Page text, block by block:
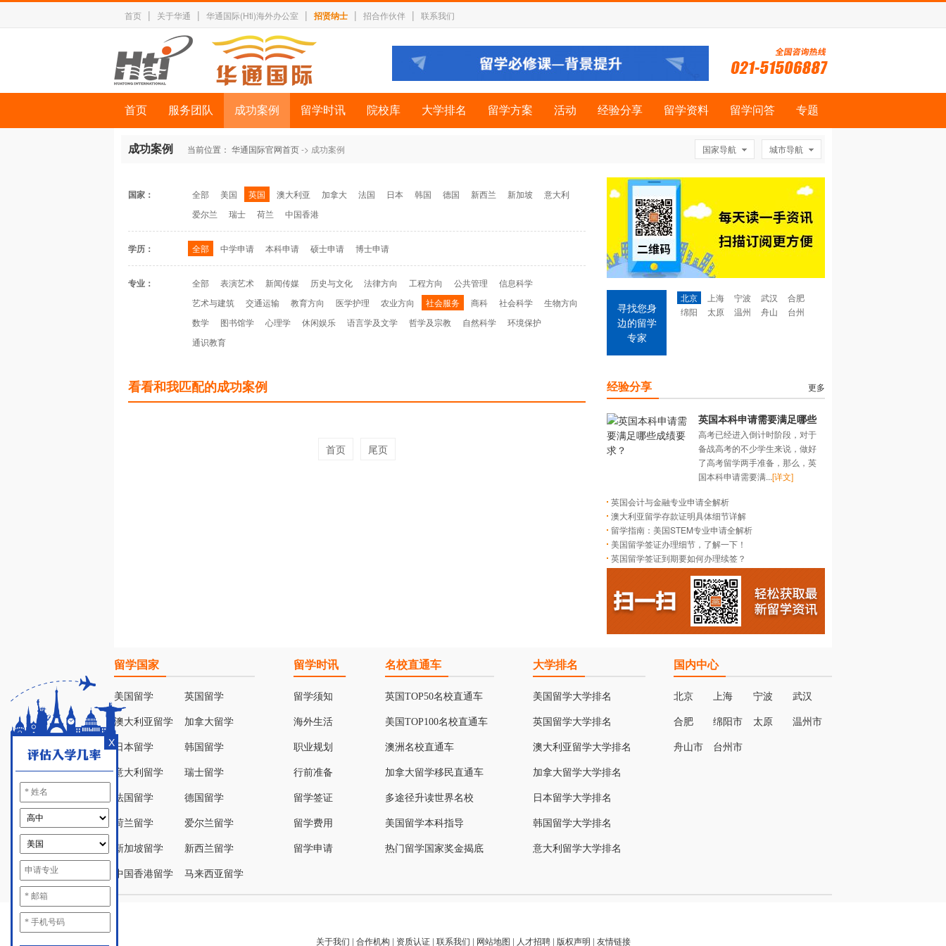
首页 | 关于华通 | 华通国际(Hti)海外办公室 | 招贤纳士 | 招合作伙伴 | 联系我们
首页 服务团队 成功案例 留学时讯 院校库 大学排名 留学方案 活动 经验分享 留学资料 留学问答 专题
成功案例 国家导航 城市导航
当前位置： 华通国际官网首页-> 成功案例
国家： 全部 美国 英国 澳大利亚 加拿大 法国 日本 韩国 德国 新西兰 新加坡
意大利
爱尔兰
瑞士 荷兰 中国香港
学历： 全部 中学申请 本科申请 硕士申请 博士申请
专业： 全部 表演艺术 新闻传媒 历史与文化 法律方向 工程方向 公共管理
信息科学
艺术与建筑
交通运输 教育方向 医学护理 农业方向 社会服务 商科 社会科学
生物方向
数学
图书馆学 心理学 休闲娱乐 语言学及文学 哲学及宗教 自然科学
环境保护
通识教育
看看和我匹配的成功案例
首页 尾页
寻找您身
边的留学
专家
北京 上海 宁波 武汉
合肥
绵阳
太原 温州 舟山 台州
经验分享 更多
英国本科申请需要满足哪些
成绩要求？
高考已经进入倒计时阶段，对于
备战高考的不少学生来说，做好
了高考留学两手准备，那么，英
国本科申请需要满...[详文]
英国会计与金融专业申请全解析
澳大利亚留学存款证明具体细节详解
留学指南：美国STEM专业申请全解析
美国留学签证办理细节，了解一下！
英国留学签证到期要如何办理续签？
X
留学国家
美国留学 英国留学
澳大利亚留学 加拿大留学
日本留学 韩国留学
意大利留学 瑞士留学
法国留学 德国留学
荷兰留学 爱尔兰留学
新加坡留学 新西兰留学
中国香港留学 马来西亚留学
留学时讯
留学须知
海外生活
职业规划
行前准备
留学签证
留学费用
留学申请
名校直通车
英国TOP50名校直通车
美国TOP100名校直通车
澳洲名校直通车
加拿大留学移民直通车
多途径升读世界名校
美国留学本科指导
热门留学国家奖金揭底
大学排名
美国留学大学排名
英国留学大学排名
澳大利亚留学大学排名
加拿大留学大学排名
日本留学大学排名
韩国留学大学排名
意大利留学大学排名
国内中心
北京 上海 宁波 武汉
合肥 绵阳市 太原 温州市
舟山市 台州市
关于我们 | 合作机构 | 资质认证| 联系我们 | 网站地图 | 人才招聘| 版权声明 | 友情链接